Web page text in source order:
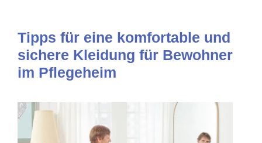
Tipps für eine komfortable und
sichere Kleidung für Bewohner
im Pflegeheim